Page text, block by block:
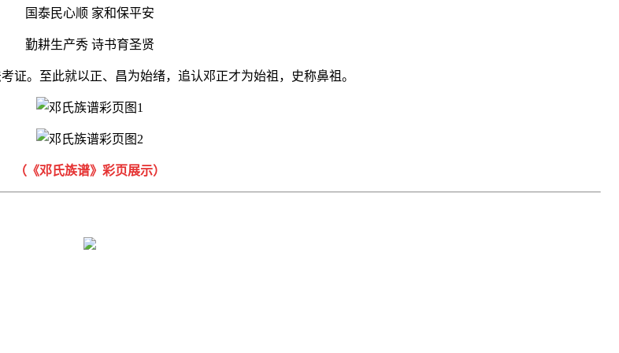
国泰民心顺 家和保平安
勤耕生产秀 诗书育圣贤
证。至此就以正、昌为始绪，追认邓正才为始祖，史称鼻祖。
（《邓氏族谱》彩页展示）